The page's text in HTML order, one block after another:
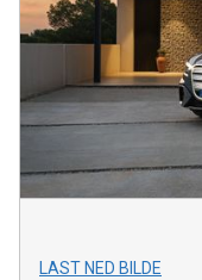
LAST NED BILDE